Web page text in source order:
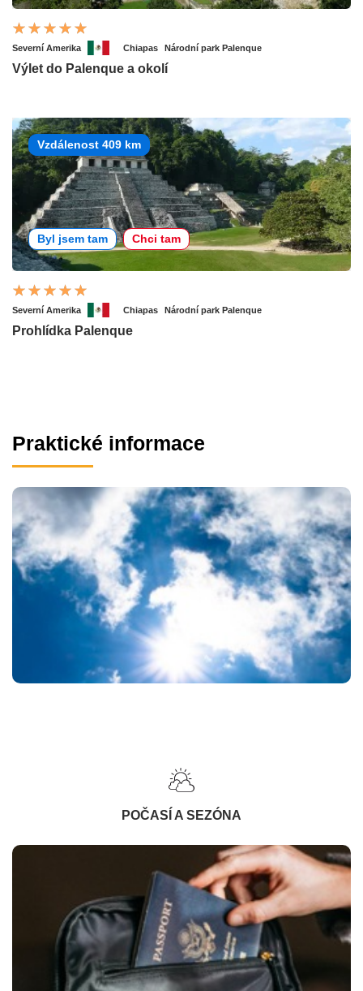
Severní Amerika Chiapas Národní park Palenque
Výlet do Palenque a okolí
Vzdálenost 409 km
Byl jsem tam Chci tam
Severní Amerika Chiapas Národní park Palenque
Prohlídka Palenque
Praktické informace
POČASÍ A SEZÓNA